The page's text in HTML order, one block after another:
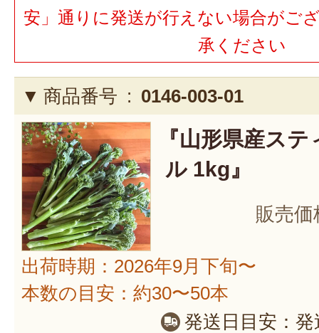
安」通りに発送が行えない場合がご
承ください
商品番号 : 0146-003-01
『山形県産ス
ル 1kg』
販売価
出荷時期：2026年9月下旬〜
本数の目安：約30〜50本
発送日目安： 発